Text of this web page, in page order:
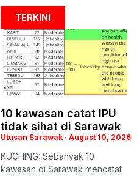
TERKINI
10 kawasan catat IPU
tidak sihat di Sarawak
Utusan Sarawak August 10, 2026
KUCHING: Sebanyak 10
kawasan di Sarawak mencatat